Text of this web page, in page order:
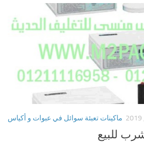
ماكينات تعبئة سوائل في عبوات و أكياس
للبيع